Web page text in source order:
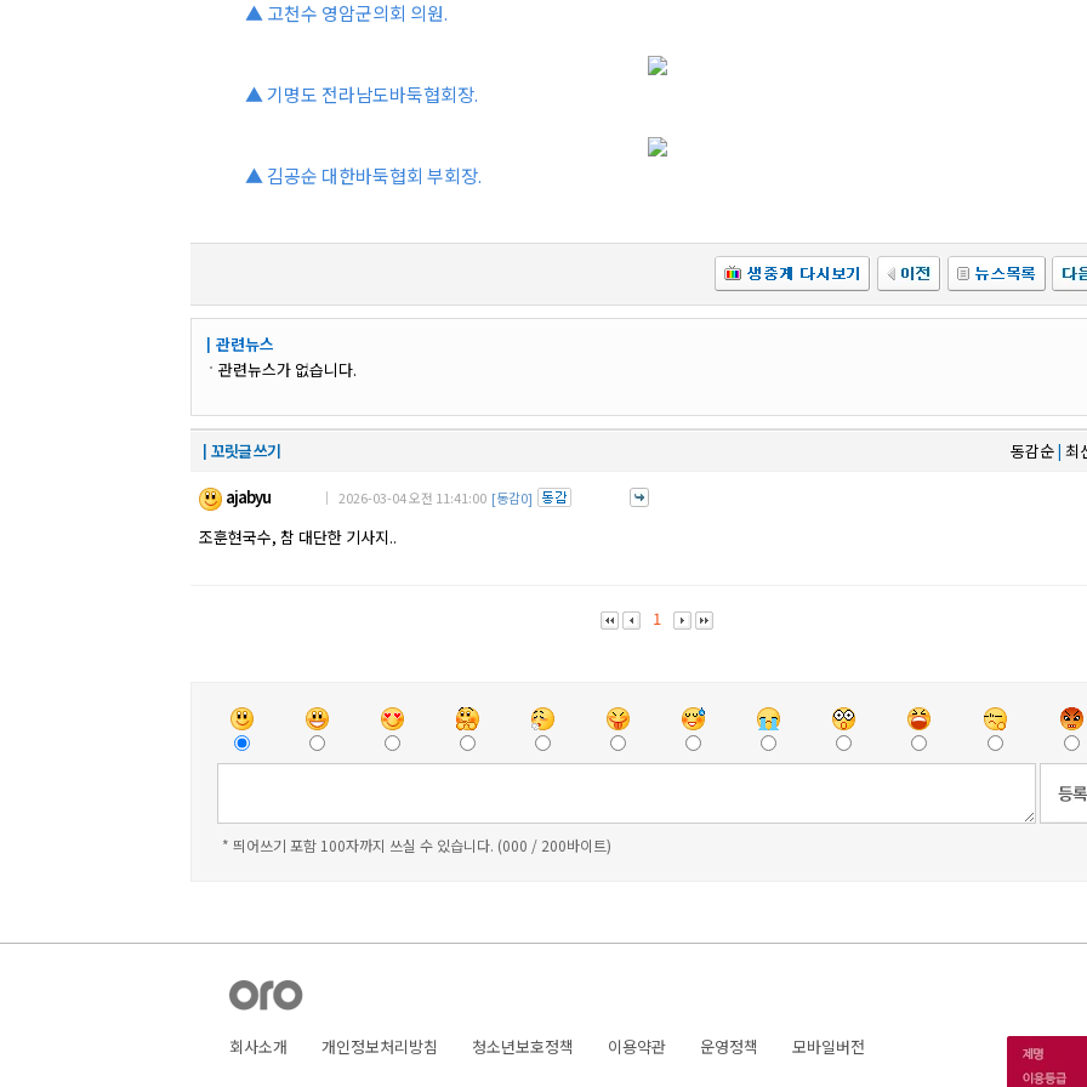
▲ 고천수 영암군의회 의원.
▲ 기명도 전라남도바둑협회장.
▲ 김공순 대한바둑협회 부회장.
┃관련뉴스
관련뉴스가 없습니다.
┃꼬릿글 쓰기 동감순| 최
ajabyu
｜ 2026-03-04 오전 11:41:00 [동감0]
조훈현국수, 참 대단한 기사지..
1
* 띄어쓰기 포함 100자까지 쓰실 수 있습니다. (000 / 200바이트)
회사소개 개인정보처리방침 청소년보호정책 이용약관 운영정책 모바일버전